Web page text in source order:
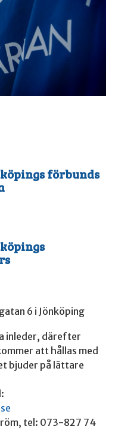
förbunds
6 i Jönköping
inleder, därefter
att hållas med
bjuder på lättare
tel: 073-827 74